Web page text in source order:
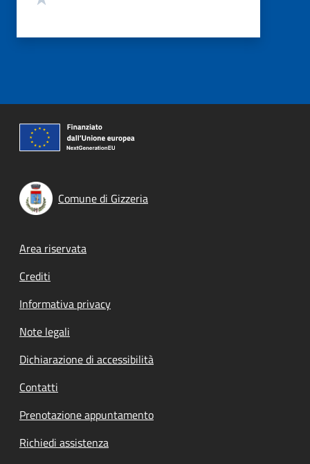
Comune di Gizzeria
Footer menu
Area riservata
Crediti
Informativa privacy
Note legali
Dichiarazione di accessibilità
Contatti
Prenotazione appuntamento
Richiedi assistenza